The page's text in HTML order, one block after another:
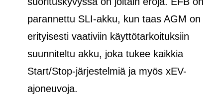
parannettu SLI-akku, kun taas AGM on
erityisesti vaativiin käyttötarkoituksiin
suunniteltu akku, joka tukee kaikkia
Start/Stop-järjestelmiä ja myös xEV-
ajoneuvoja.